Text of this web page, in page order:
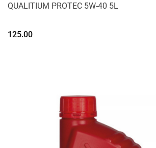
QUALITIUM PROTEC 5W-40 5L
125.00